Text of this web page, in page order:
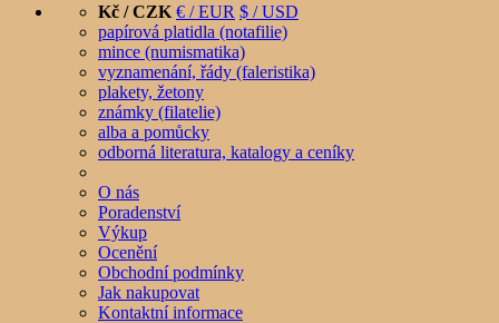
Kč / CZK € / EUR $ / USD
papírová platidla (notafilie)
mince (numismatika)
vyznamenání, řády (faleristika)
plakety, žetony
známky (filatelie)
alba a pomůcky
odborná literatura, katalogy a ceníky
O nás
Poradenství
Výkup
Ocenění
Obchodní podmínky
Jak nakupovat
Kontaktní informace